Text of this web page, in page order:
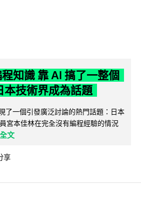
知識 靠 AI 搞了一整個
本技術界成為話題
了一個引發廣泛討論的熱門話題：日本
宮本佳林在完全沒有編程經驗的情況
文
享